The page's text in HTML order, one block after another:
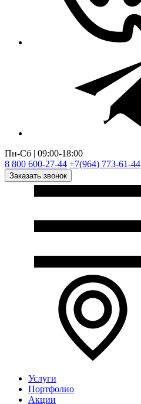
Пн-Сб | 09:00-18:00
8 800 600-27-44 +7(964) 773-61-44
Заказать звонок
Услуги
Портфолио
Акции